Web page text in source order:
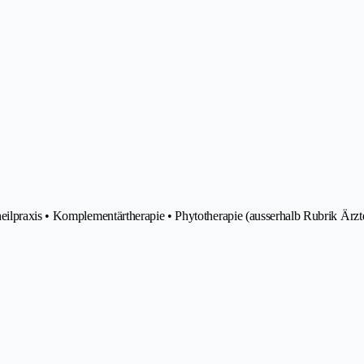
• Komplementärtherapie • Phytotherapie (ausserhalb Rubrik